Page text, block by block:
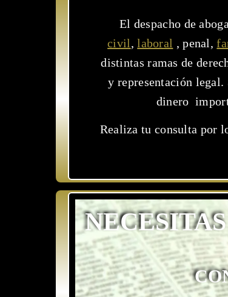
El despacho de
civil,laboral , penal,
distintas ramas de
y representación legal.
dinero
Realiza tu consulta por